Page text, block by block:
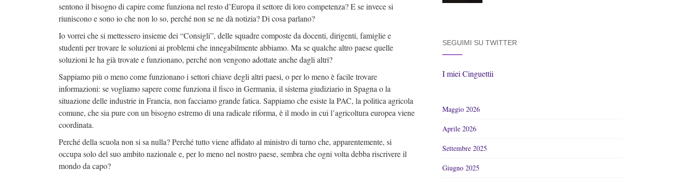
sentono il bisogno di capire come funziona nel resto d’Europa il settore di loro competenza? E se invece si
riuniscono e sono io che non lo so, perché non se ne dà notizia? Di cosa parlano?
Io vorrei che si mettessero insieme dei “Consigli”, delle squadre composte da docenti, dirigenti, famiglie e
studenti per trovare le soluzioni ai problemi che innegabilmente abbiamo. Ma se qualche altro paese quelle
soluzioni le ha già trovate e funzionano, perché non vengono adottate anche dagli altri?
Sappiamo più o meno come funzionano i settori chiave degli altri paesi, o per lo meno è facile trovare
informazioni: se vogliamo sapere come funziona il fisco in Germania, il sistema giudiziario in Spagna o la
situazione delle industrie in Francia, non facciamo grande fatica. Sappiamo che esiste la PAC, la politica agricola
comune, che sia pure con un bisogno estremo di una radicale riforma, è il modo in cui l’agricoltura europea viene
coordinata.
Perché della scuola non si sa nulla? Perché tutto viene affidato al ministro di turno che, apparentemente, si
occupa solo del suo ambito nazionale e, per lo meno nel nostro paese, sembra che ogni volta debba riscrivere il
mondo da capo?
SEGUIMI SU TWITTER
I miei Cinguettii
Maggio 2026
Aprile 2026
Settembre 2025
Giugno 2025